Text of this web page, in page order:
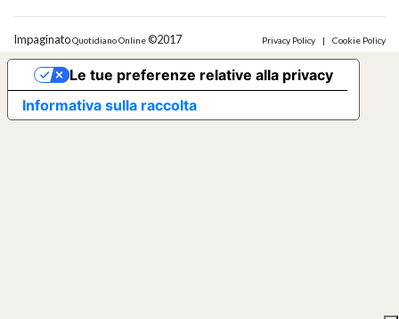
ImpaginatoQuotidiano Online©2017 Privacy Policy | Cookie Policy
Informativa sulla raccolta
Le tue preferenze relative alla privacy